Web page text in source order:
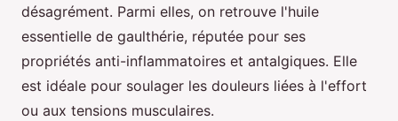
désagrément. Parmi elles, on retrouve l'huile
essentielle de gaulthérie, réputée pour ses
propriétés anti-inflammatoires et antalgiques. Elle
est idéale pour soulager les douleurs liées à l'effort
ou aux tensions musculaires.